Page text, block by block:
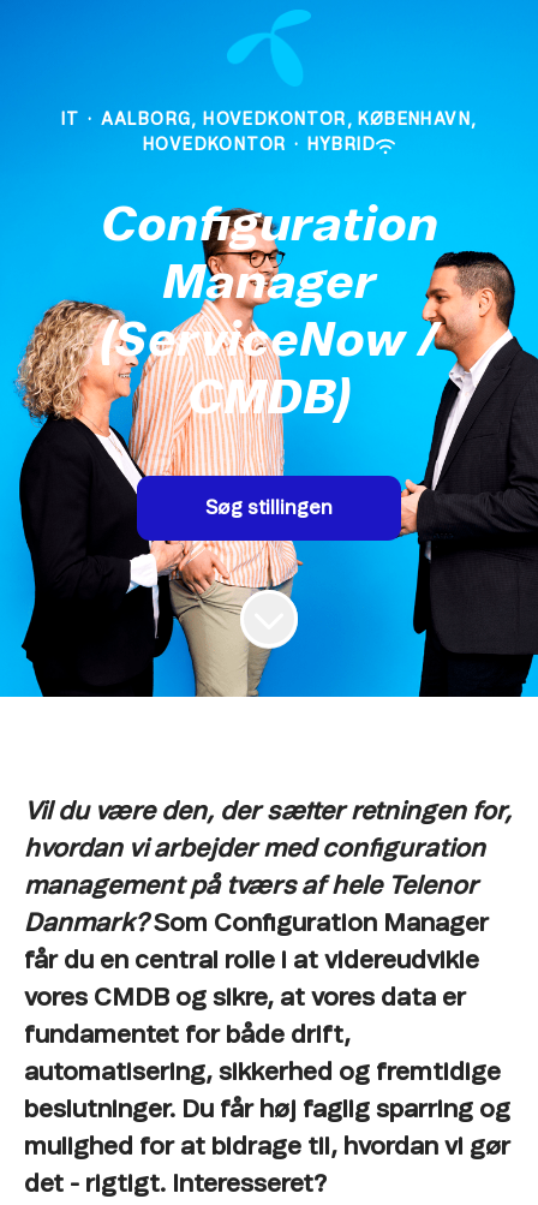
· AALBORG, HOVEDKONTOR, KØBENHAVN,
HOVEDKONTOR · HYBRID
Configuration
Manager
(ServiceNow /
CMDB)
Søg stillingen
Vil du være den, der sætter retningen for,
hvordan vi arbejder med configuration
management på tværs af hele Telenor
Danmark?Som Configuration Manager
får du en central rolle i at videreudvikle
vores CMDB og sikre, at vores data er
fundamentet for både drift,
automatisering, sikkerhed og fremtidige
beslutninger. Du får høj faglig sparring og
mulighed for at bidrage til, hvordan vi gør
det - rigtigt. Interesseret?